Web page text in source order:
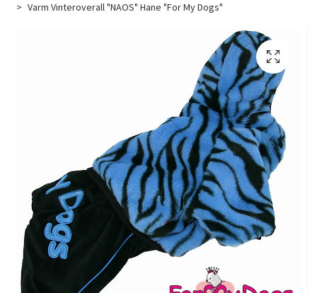
Varm Vinteroverall "NAOS" Hane "For My Dogs"